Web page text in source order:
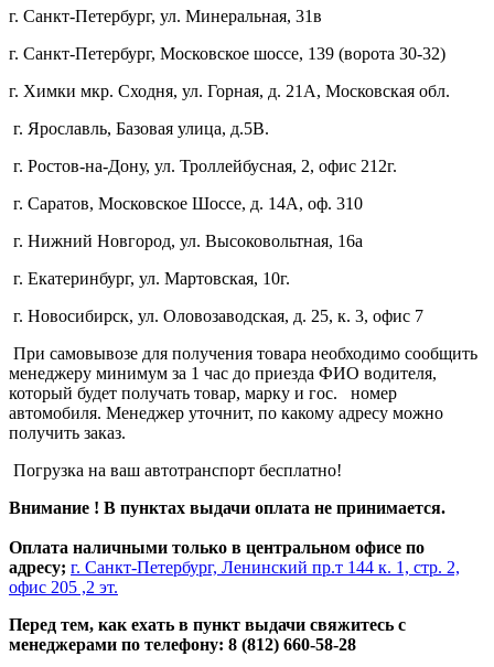
г. Санкт-Петербург, ул. Минеральная, 31в
г. Санкт-Петербург, Московское шоссе, 139 (ворота 30-32)
г. Химки мкр. Сходня, ул. Горная, д. 21А, Московская обл.
г. Ярославль, Базовая улица, д.5В.
г. Ростов-на-Дону, ул. Троллейбусная, 2, офис 212г.
г. Саратов, Московское Шоссе, д. 14А, оф. 310
г. Нижний Новгород, ул. Высоковольтная, 16а
г. Екатеринбург, ул. Мартовская, 10г.
г. Новосибирск, ул. Оловозаводская, д. 25, к. 3, офис 7
При самовывозе для получения товара необходимо сообщить
менеджеру минимум за 1 час до приезда ФИО водителя,
который будет получать товар, марку и гос. номер
автомобиля. Менеджер уточнит, по какому адресу можно
получить заказ.
Погрузка на ваш автотранспорт бесплатно!
Внимание ! В пунктах выдачи оплата не принимается.
Оплата наличными только в центральном офисе по
адресу; г. Санкт-Петербург, Ленинский пр.т 144 к. 1, стр. 2,
офис 205 ,2 эт.
Перед тем, как ехать в пункт выдачи свяжитесь с
менеджерами по телефону: 8 (812) 660-58-28